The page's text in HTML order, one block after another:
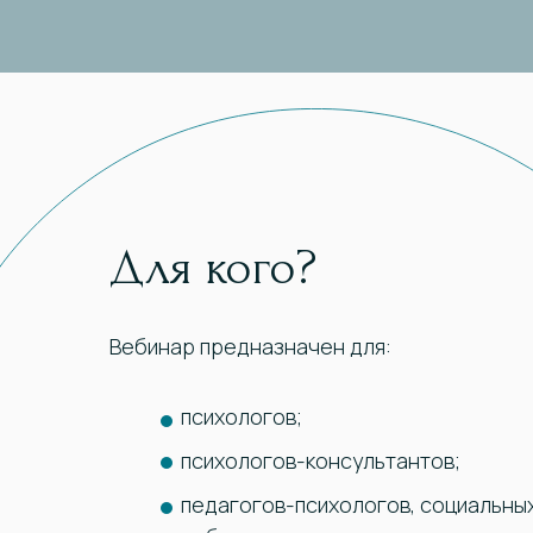
Для кого?
Вебинар предназначен для:
психологов;
психологов-консультантов;
педагогов-психологов,